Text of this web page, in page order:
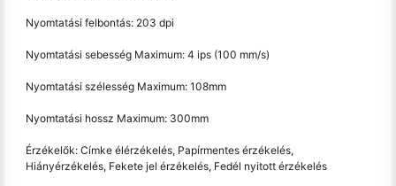
Nyomtatási felbontás: 203 dpi
Nyomtatási sebesség Maximum: 4 ips (100 mm/s)
Nyomtatási szélesség Maximum: 108mm
Nyomtatási hossz Maximum: 300mm
Érzékelők: Címke élérzékelés, Papírmentes érzékelés,
Hiányérzékelés, Fekete jel érzékelés, Fedél nyitott érzékelés